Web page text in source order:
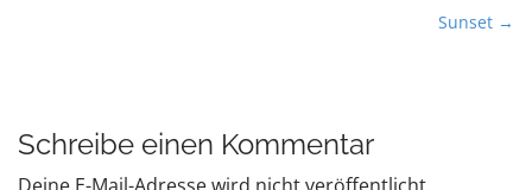
n
a
Sunset →
Schreibe einen Kommentar